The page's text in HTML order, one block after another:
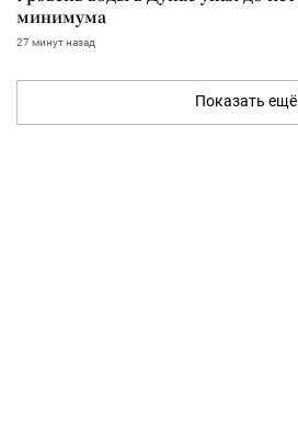
минимума
27 минут назад
Показать ещё